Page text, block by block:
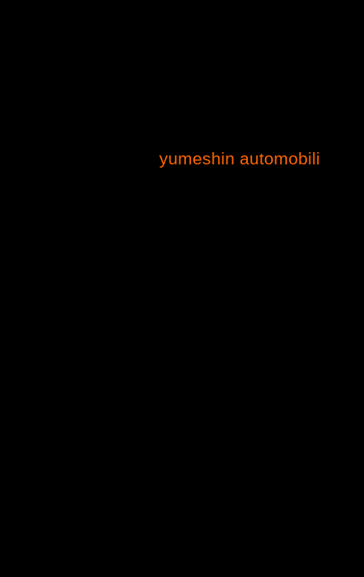
yumeshin automobili